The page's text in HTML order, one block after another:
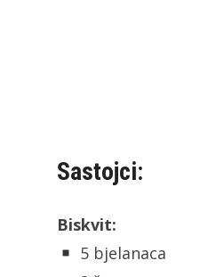
Sastojci:
Biskvit:
5 bjelanaca